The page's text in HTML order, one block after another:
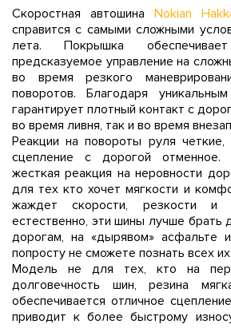
Скоростная автошина Nokian
справится с самыми сложными
лета. Покрышка
предсказуемое управление на
во время резкого
поворотов. Благодаря
гарантирует плотный контакт с
во время ливня, так и во время
Реакции на повороты руля четкие,
сцепление с дорогой
жесткая реакция на неровности
для тех кто хочет мягкости и
жаждет скорости, резкости и
естественно, эти шины лучше
дорогам, на «дырявом» асфальте
попросту не сможете познать всех
Модель не для тех, кто на
долговечность шин, резина
обеспечивается отличное
приводит к более быстрому